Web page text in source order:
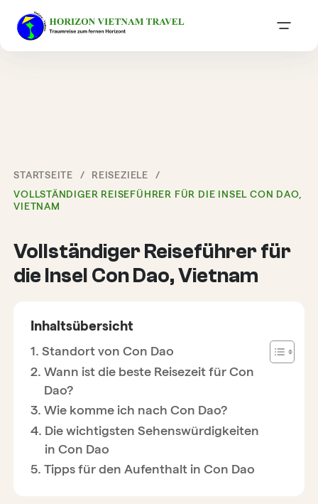
STARTSEITE
REISEZIELE
VOLLSTÄNDIGER REISEFÜHRER FÜR DIE INSEL CON DAO,
VIETNAM
Vollständiger Reiseführer für
die Insel Con Dao, Vietnam
Inhaltsübersicht
Standort von Con Dao
Wann ist die beste Reisezeit für Con
Dao?
Wie komme ich nach Con Dao?
Die wichtigsten Sehenswürdigkeiten
in Con Dao
Tipps für den Aufenthalt in Con Dao